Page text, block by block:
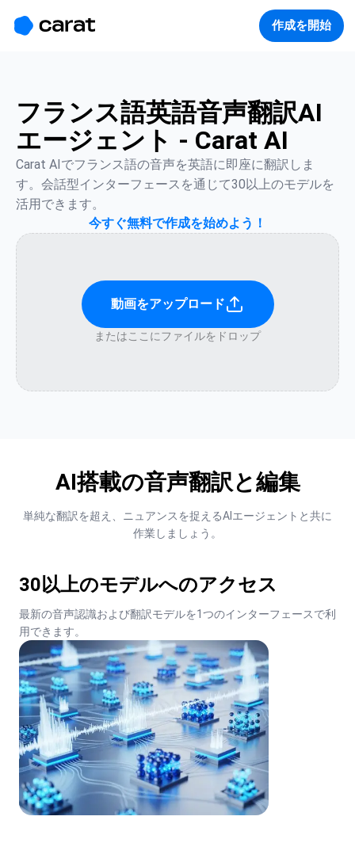
作成を開始
フランス語英語音声翻訳AI
エージェント - Carat AI
Carat AIでフランス語の音声を英語に即座に翻訳しま
す。会話型インターフェースを通じて30以上のモデルを
活用できます。
今すぐ無料で作成を始めよう！
動画をアップロード
またはここにファイルをドロップ
AI搭載の音声翻訳と編集
単純な翻訳を超え、ニュアンスを捉えるAIエージェントと共に
作業しましょう。
30以上のモデルへのアクセス
最新の音声認識および翻訳モデルを1つのインターフェースで利
用できます。